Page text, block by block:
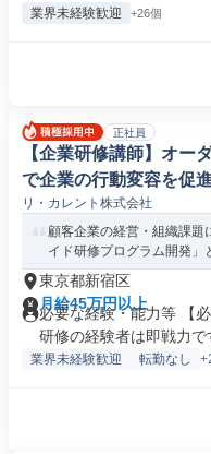
業界未経験歓迎 +26個
正社員
【企業研修講師】オー
で企業の行動変容を促
リ・カレント株式会社
顧客企業の経営・組織課題
イド研修プログラム開発」
東京都新宿区
月給45万円以上
必要な経験・能力等 【
研修の経験者は即戦力で
業界未経験歓迎 転勤なし